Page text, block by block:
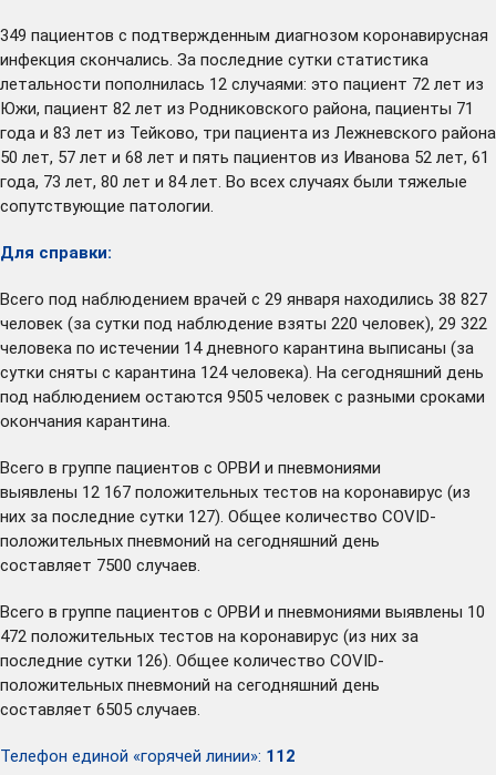
349 пациентов с подтвержденным диагнозом коронавирусная
инфекция скончались. За последние сутки статистика
летальности пополнилась 12 случаями: это пациент 72 лет из
Южи, пациент 82 лет из Родниковского района, пациенты 71
года и 83 лет из Тейково, три пациента из Лежневского района
50 лет, 57 лет и 68 лет и пять пациентов из Иванова 52 лет, 61
года, 73 лет, 80 лет и 84 лет. Во всех случаях были тяжелые
сопутствующие патологии.
Для справки:
Всего под наблюдением врачей с 29 января находились 38 827
человек (за сутки под наблюдение взяты 220 человек), 29 322
человека по истечении 14 дневного карантина выписаны (за
сутки сняты с карантина 124 человека). На сегодняшний день
под наблюдением остаются 9505 человек с разными сроками
окончания карантина.
Всего в группе пациентов с ОРВИ и пневмониями
выявлены 12 167 положительных тестов на коронавирус (из
них за последние сутки 127). Общее количество COVID-
положительных пневмоний на сегодняшний день
составляет 7500 случаев.
Всего в группе пациентов с ОРВИ и пневмониями выявлены 10
472 положительных тестов на коронавирус (из них за
последние сутки 126). Общее количество COVID-
положительных пневмоний на сегодняшний день
составляет 6505 случаев.
Телефон единой «горячей линии»: 112